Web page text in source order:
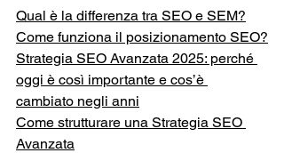
Qual è la differenza tra SEO e SEM?
Come funziona il posizionamento SEO?
Strategia SEO Avanzata 2025: perché
oggi è così importante e cos’è
cambiato negli anni
Come strutturare una Strategia SEO
Avanzata